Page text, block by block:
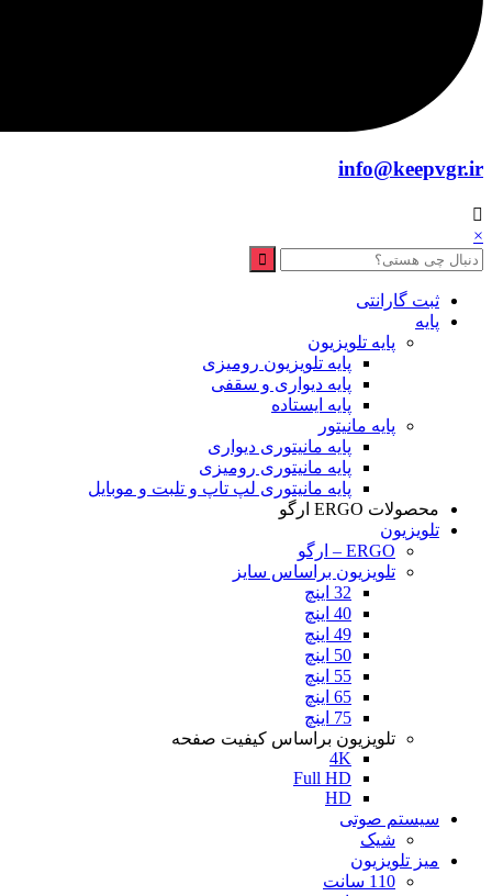
info@keepvgr.ir
×
ثبت گارانتی
پایه
پایه تلویزیون
پایه تلویزیون رومیزی
پایه دیواری و سقفی
پایه ایستاده
پایه مانیتور
پایه مانیتوری دیواری
پایه مانیتوری رومیزی
پایه مانیتوری لپ تاپ و تلبت و موبایل
محصولات ERGO ارگو
تلویزیون
ERGO – ارگو
تلویزیون براساس سایز
32 اینچ
40 اینچ
49 اینچ
50 اینچ
55 اینچ
65 اینچ
75 اینچ
تلویزیون براساس کیفیت صفحه
4K
Full HD
HD
سیستم صوتی
شیک
میز تلویزیون
110 سانت